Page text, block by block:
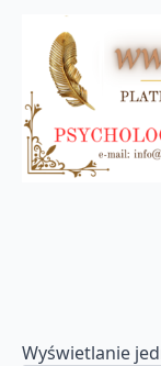
Wyświetlanie